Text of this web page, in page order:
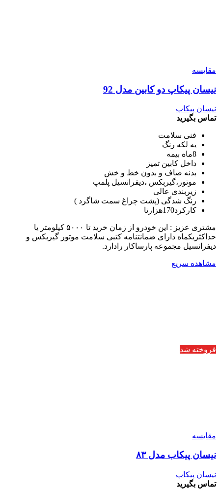
مقایسه
نیسان پیکاپ دو کابین مدل 92
نیسان پیکاپ
تماس بگیرید
فنی سلامت
یه لکه رنگ
8ماه بیمه
داخل کابین تمیز
بدنه صاف و بدون خط و خش
موتور،گیربکس ،دیفرانسیل پلمپ
زیربندی عالی
رنگ شدگی (پشت چراغ سمت شاگرد )
کارکرد170هزارتا
مشتری عزیز : این خودرو از زمان خرید تا ۵۰۰۰ کیلومتر یا
حداکثریکماه دارای ضمانتنامه کتبی سلامت موتور گیربکس و
دیفرانسیل مجموعه پارساکار رادارد.
مشاهده سریع
فروخته شد
مقایسه
نیسان پیکاب مدل ۸۳
نیسان پیکاپ
تماس بگیرید